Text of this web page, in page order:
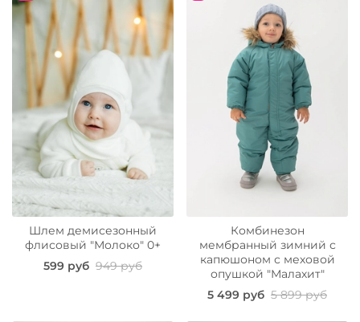
Шлем демисезонный
флисовый "Молоко" 0+
599 руб 949 руб
Комбинезон
мембранный зимний с
капюшоном с меховой
опушкой "Малахит"
5 499 руб 5 899 руб